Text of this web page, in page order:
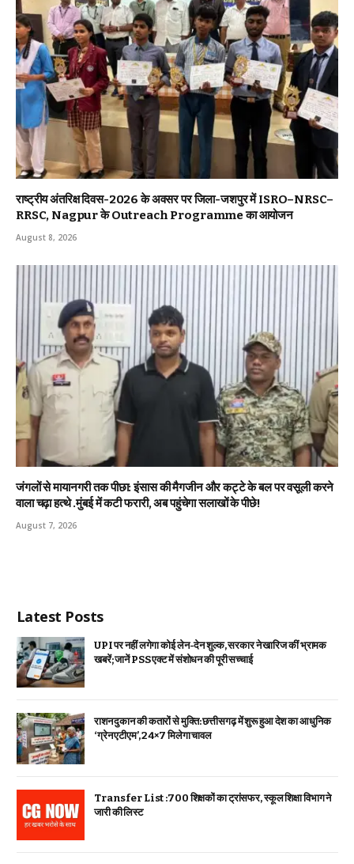
राष्ट्रीय अंतरिक्ष दिवस-2026 के अवसर पर जिला-जशपुर में ISRO–NRSC–
RRSC, Nagpur के Outreach Programme का आयोजन
August 8, 2026
जंगलों से मायानगरी तक पीछा: इंसास की मैगजीन और कट्टे के बल पर वसूली करने
वाला चढ़ा हत्थे .मुंबई में कटी फरारी, अब पहुंचेगा सलाखों के पीछे!
August 7, 2026
Latest Posts
UPI पर नहीं लगेगा कोई लेन-देन शुल्क, सरकार ने खारिज कीं भ्रामक
खबरें; जानें PSS एक्ट में संशोधन की पूरी सच्चाई
राशन दुकान की कतारों से मुक्ति: छत्तीसगढ़ में शुरू हुआ देश का आधुनिक
‘ग्रेन एटीएम’, 24×7 मिलेगा चावल
Transfer List :700 शिक्षकों का ट्रांसफर, स्कूल शिक्षा विभाग ने
जारी की लिस्ट